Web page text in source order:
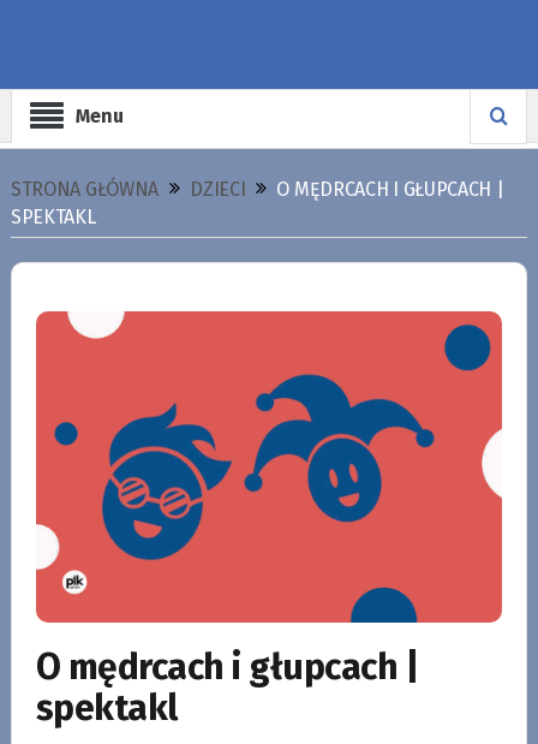
Menu
STRONA GŁÓWNA DZIECI
O MĘDRCACH I GŁUPCACH |
SPEKTAKL
O mędrcach i głupcach |
spektakl